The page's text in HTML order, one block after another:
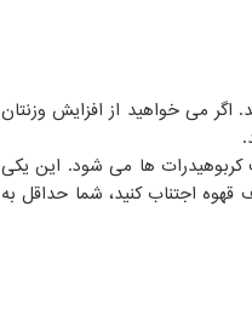
می خواهید از افزایش وزنتان
کربوهیدرات ها می شود. این یکی
اجتناب کنید، شما حداقل به